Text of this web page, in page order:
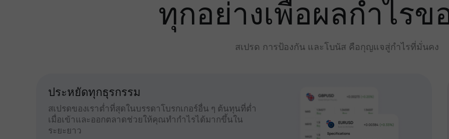
ทุกอย่างเพื่อผลกำไร
สเปรด การป้องกัน และโบนัส คือกุญแจสู่กำไรที่มั่นคง
ประหยัดทุกธุรกรรม
สเปรดของเราต่ำที่สุดในบรรดาโบรกเกอร์อื่น ๆ ต้นทุนที่ต่ำ
เมื่อเข้าและออกตลาดช่วยให้คุณทำกำไรได้มากขึ้นใน
ระยะยาว